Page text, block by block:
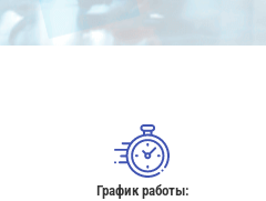
График работы: